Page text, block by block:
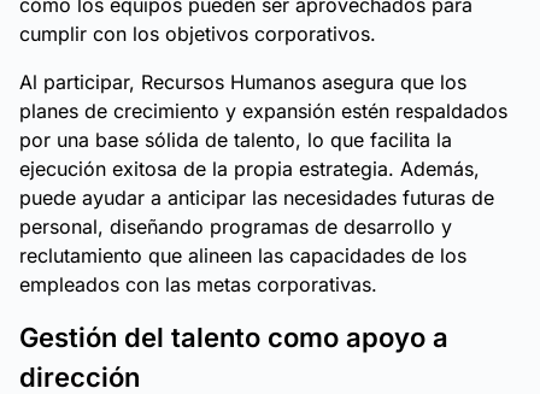
cómo los equipos pueden ser aprovechados para
cumplir con los objetivos corporativos.
Al participar, Recursos Humanos asegura que los
planes de crecimiento y expansión estén respaldados
por una base sólida de talento, lo que facilita la
ejecución exitosa de la propia estrategia. Además,
puede ayudar a anticipar las necesidades futuras de
personal, diseñando programas de desarrollo y
reclutamiento que alineen las capacidades de los
empleados con las metas corporativas.
Gestión del talento como apoyo a
dirección